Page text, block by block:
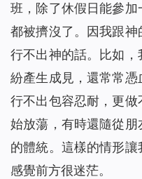
班，除了休假日能參
都被擠沒了。因我跟
行不出神的話。比如
紛產生成見，還常常
行不出包容忍耐，更
始放蕩，有時還隨從
的體統。這樣的情形
感覺前方很迷茫。